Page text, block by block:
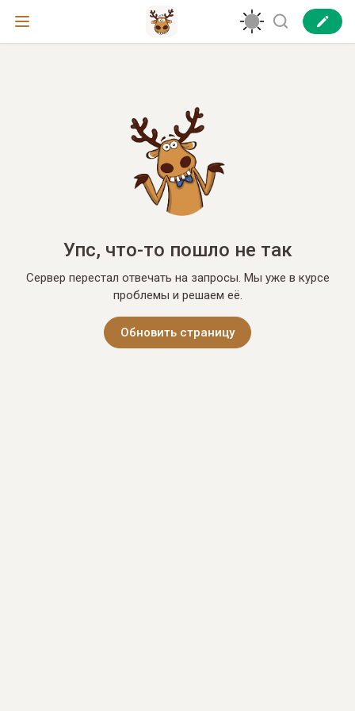
Упс, что-то пошло не так
Сервер перестал отвечать на запросы. Мы уже в курсе
проблемы и решаем её.
Обновить страницу